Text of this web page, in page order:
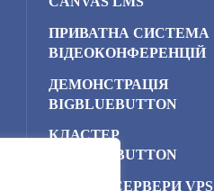
ПРИВАТНА СИСТЕМА
ВІДЕОКОНФЕРЕНЦІЙ
ДЕМОНСТРАЦІЯ
BIGBLUEBUTTON
КЛАСТЕР
BIGBLUEBUTTON
ХМАРНІ СЕРВЕРИ VPS